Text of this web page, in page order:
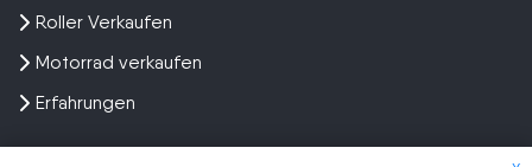
Roller Verkaufen
Motorrad verkaufen
Erfahrungen